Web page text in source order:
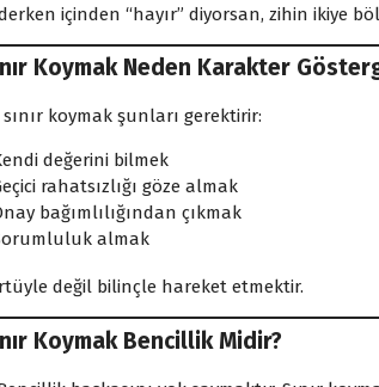
derken içinden “hayır” diyorsan, zihin ikiye
Koymak Neden Karakter
koymak şunları gerektirir:
değerini bilmek
rahatsızlığı göze almak
bağımlılığından çıkmak
almak
değil bilinçle hareket etmektir.
Koymak Bencillik Midir?